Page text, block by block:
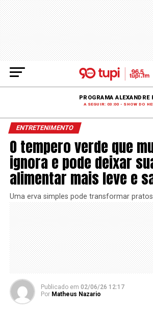
PROGRAMA ALEXANDRE
A SEGUIR: 03:00 - SHOW DO
ENTRETENIMENTO
O tempero verde que
ignora e pode deixar
alimentar mais leve e
Uma erva simples pode transformar
Publicado em 02/06/26 12:17
Por Matheus Nazario